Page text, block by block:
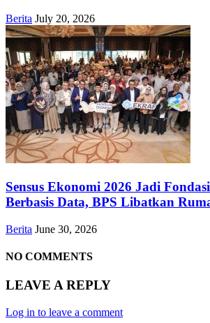
Berita July 20, 2026
Sensus Ekonomi 2026 Jadi
Berbasis Data, BPS Libatkan
Berita June 30, 2026
NO COMMENTS
LEAVE A REPLY
Log in to leave a comment